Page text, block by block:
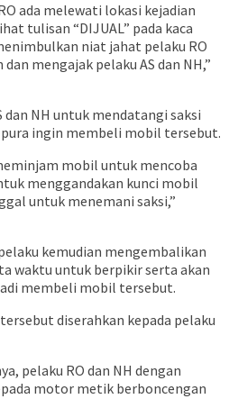
ada melewati lokasi kejadian
tulisan “DIJUAL” pada kaca
niat jahat pelaku RO
mengajak pelaku AS dan NH,”
dan NH untuk mendatangi saksi
ingin membeli mobil tersebut.
mobil untuk mencoba
menggandakan kunci mobil
untuk menemani saksi,”
kemudian mengembalikan
waktu untuk berpikir serta akan
membeli mobil tersebut.
diserahkan kepada pelaku
pelaku RO dan NH dengan
motor metik berboncengan